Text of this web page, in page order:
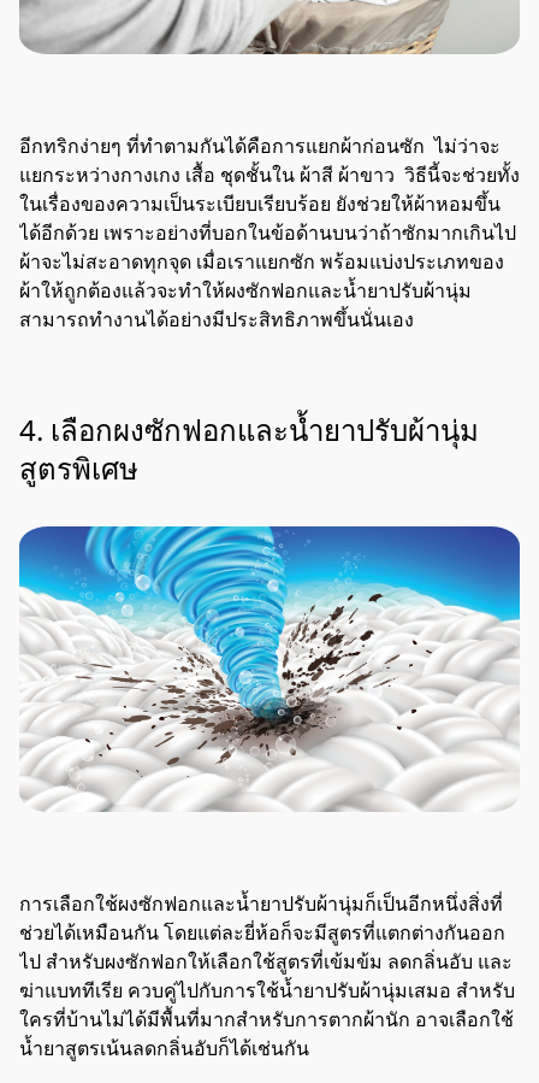
อีกทริกง่ายๆ ที่ทำตามกันได้คือการแยกผ้าก่อนซัก ไม่ว่าจะ
แยกระหว่างกางเกง เสื้อ ชุดชั้นใน ผ้าสี ผ้าขาว วิธีนี้จะช่วยทั้ง
ในเรื่องของความเป็นระเบียบเรียบร้อย ยังช่วยให้ผ้าหอมขึ้น
ได้อีกด้วย เพราะอย่างที่บอกในข้อด้านบนว่าถ้าซักมากเกินไป
ผ้าจะไม่สะอาดทุกจุด เมื่อเราแยกซัก พร้อมแบ่งประเภทของ
ผ้าให้ถูกต้องแล้วจะทำให้ผงซักฟอกและน้ำยาปรับผ้านุ่ม
สามารถทำงานได้อย่างมีประสิทธิภาพขึ้นนั่นเอง
4. เลือกผงซักฟอกและน้ำยาปรับผ้านุ่ม
สูตรพิเศษ
การเลือกใช้ผงซักฟอกและน้ำยาปรับผ้านุ่มก็เป็นอีกหนึ่งสิ่งที่
ช่วยได้เหมือนกัน โดยแต่ละยี่ห้อก็จะมีสูตรที่แตกต่างกันออก
ไป สำหรับผงซักฟอกให้เลือกใช้สูตรที่เข้มข้ม ลดกลิ่นอับ และ
ฆ่าแบททีเรีย ควบคู่ไปกับการใช้น้ำยาปรับผ้านุ่มเสมอ สำหรับ
ใครที่บ้านไม่ได้มีพื้นที่มากสำหรับการตากผ้านัก อาจเลือกใช้
น้ำยาสูตรเน้นลดกลิ่นอับก็ได้เช่นกัน